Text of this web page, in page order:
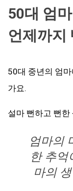
50대 엄
언제까지
50대 중년의 엄
가요.
설마 뻔하고 뻔한
엄마의
한 추억
마의